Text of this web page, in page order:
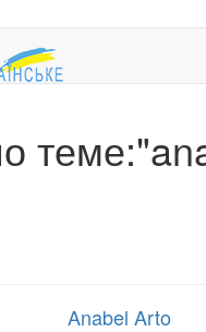
Anabel Arto